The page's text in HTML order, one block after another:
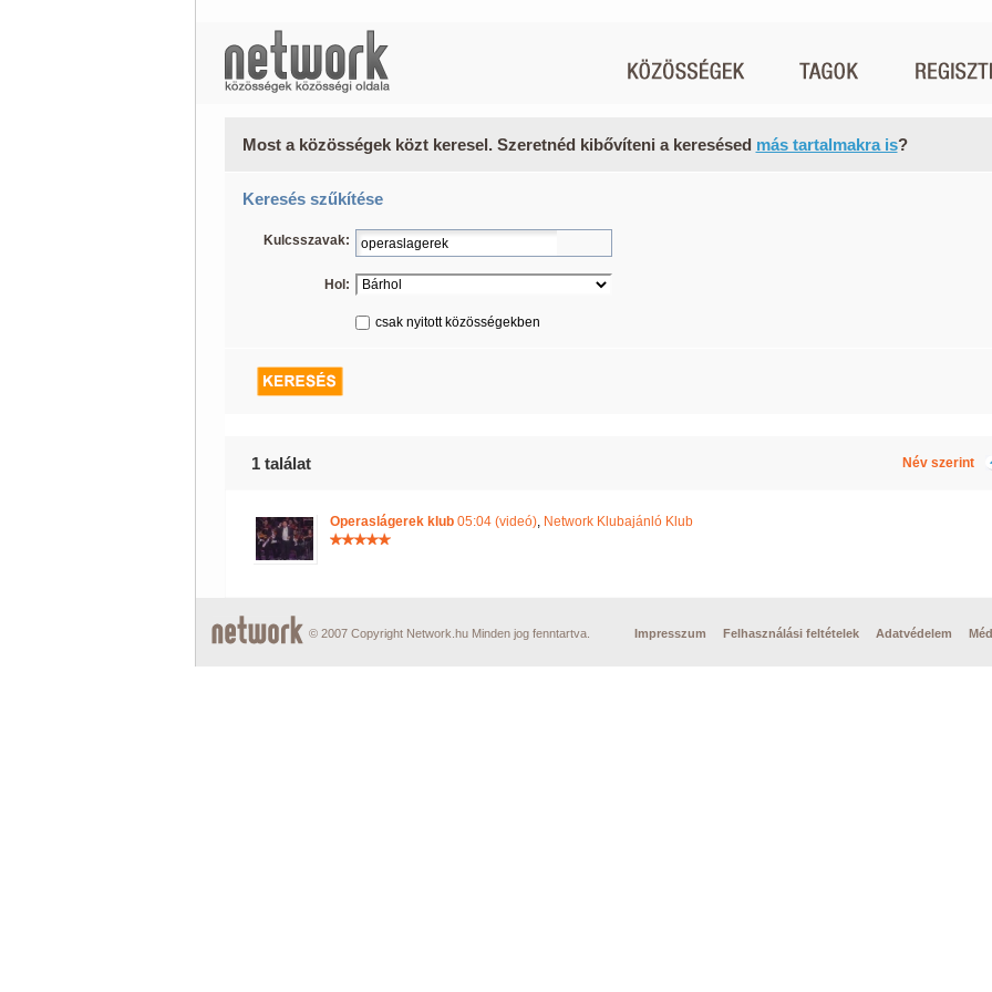
Most a közösségek közt keresel. Szeretnéd kibővíteni a keresésed más tartalmakra is?
Keresés szűkítése
Kulcsszavak:
Hol:
csak nyitott közösségekben
1 találat Név szerint
Operaslágerek klub05:04 (videó), Network Klubajánló Klub
© 2007 Copyright Network.hu Minden jog fenntartva. Impresszum Felhasználási feltételek Adatvédelem